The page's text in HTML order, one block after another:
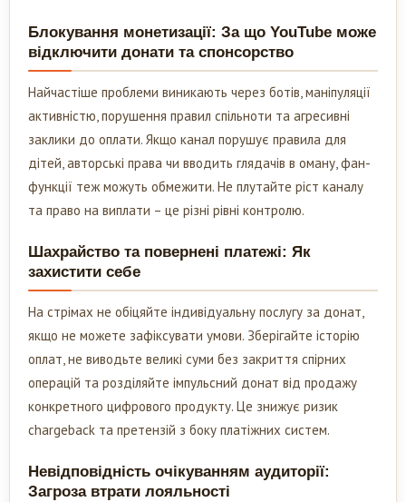
Блокування монетизації: За що YouTube може
відключити донати та спонсорство
Найчастіше проблеми виникають через ботів, маніпуляції
активністю, порушення правил спільноти та агресивні
заклики до оплати. Якщо канал порушує правила для
дітей, авторські права чи вводить глядачів в оману, фан-
функції теж можуть обмежити. Не плутайте ріст каналу
та право на виплати – це різні рівні контролю.
Шахрайство та повернені платежі: Як
захистити себе
На стрімах не обіцяйте індивідуальну послугу за донат,
якщо не можете зафіксувати умови. Зберігайте історію
оплат, не виводьте великі суми без закриття спірних
операцій та розділяйте імпульсний донат від продажу
конкретного цифрового продукту. Це знижує ризик
chargeback та претензій з боку платіжних систем.
Невідповідність очікуванням аудиторії:
Загроза втрати лояльності